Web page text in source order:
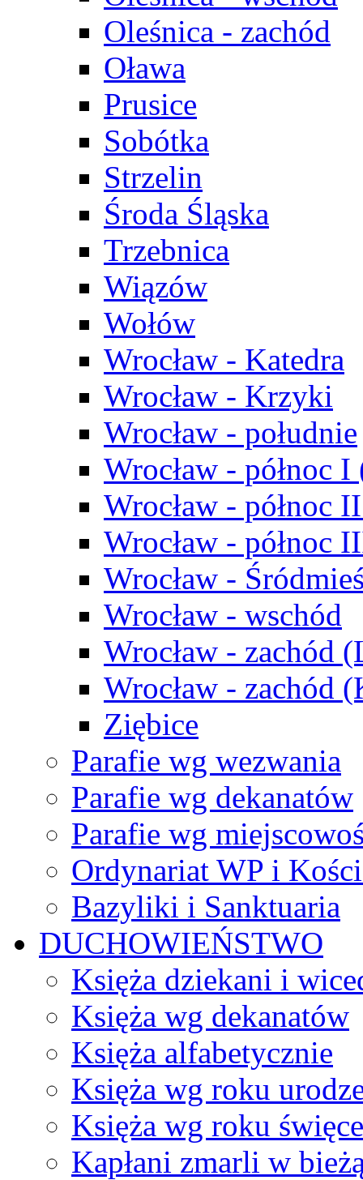
Oleśnica - zachód
Oława
Prusice
Sobótka
Strzelin
Środa Śląska
Trzebnica
Wiązów
Wołów
Wrocław - Katedra
Wrocław - Krzyki
Wrocław - południe
Wrocław - północ
Wrocław - północ
Wrocław - północ
Wrocław -
Wrocław - wschód
Wrocław - zachód
Wrocław - zachód
Ziębice
Parafie wg wezwania
Parafie wg dekanatów
Parafie wg
Ordynariat WP i
Bazyliki i Sanktuaria
DUCHOWIEŃSTWO
Księża dziekani i
Księża wg dekanatów
Księża alfabetycznie
Księża wg roku
Księża wg roku
Kapłani zmarli w